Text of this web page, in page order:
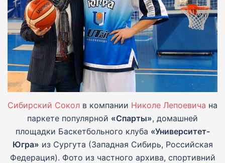
Сибирский Сокол в компании Николе Лепоевича на
паркете популярной «Спарты», домашней
площадки Баскетбольного клуба «Университет-
Югра» из Сургута (Западная Сибирь, Российская
Федерация). Фото из частного архива, спортивний